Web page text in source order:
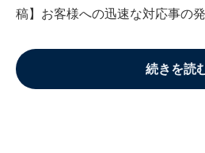
稿】お客様への迅速な対応事の
続きを読